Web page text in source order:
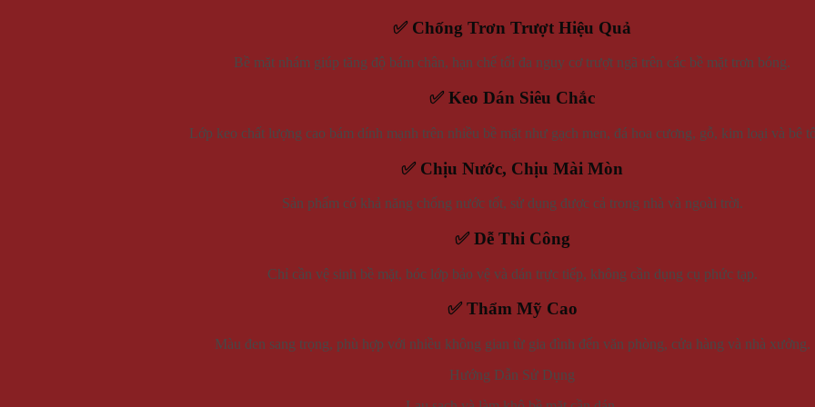
✅ Chống Trơn Trượt Hiệu Quả
Bề mặt nhám giúp tăng độ bám chân, hạn chế tối đa nguy cơ trượt ngã trên các bề mặt trơn bóng.
✅ Keo Dán Siêu Chắc
Lớp keo chất lượng cao bám dính mạnh trên nhiều bề mặt như gạch men, đá hoa cương, gỗ, kim loại và bê
✅ Chịu Nước, Chịu Mài Mòn
Sản phẩm có khả năng chống nước tốt, sử dụng được cả trong nhà và ngoài trời.
✅ Dễ Thi Công
Chỉ cần vệ sinh bề mặt, bóc lớp bảo vệ và dán trực tiếp, không cần dụng cụ phức tạp.
✅ Thẩm Mỹ Cao
Màu đen sang trọng, phù hợp với nhiều không gian từ gia đình đến văn phòng, cửa hàng và nhà xưởng.
Hướng Dẫn Sử Dụng